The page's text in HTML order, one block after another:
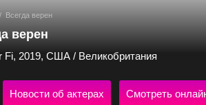
/ Всегда верен
верен
Fi, 2019, США / Великобритания
Новости об актерах Смотреть